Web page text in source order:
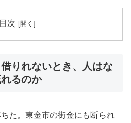
目次
りれないとき、人はな
るのか
ちた。東金市の街金にも断られ